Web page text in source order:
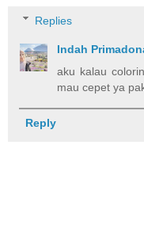
Replies
Indah
aku kalau
mau cepet ya
Reply